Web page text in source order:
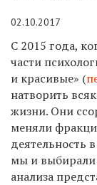
02.10.2017
С 2015 года,
части
и красивые» (
натворить
жизни. Они
меняли
деятельность
мы и выбирали
анализа